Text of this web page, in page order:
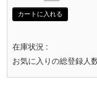
カートに入れる
在庫状況 :
お気に入りの総登録人